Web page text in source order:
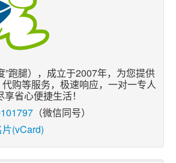
”跑腿），成立于2007年，为您提供
购等服务，极速响应，一对一专人
省心便捷生活！
（微信同号）
(vCard)